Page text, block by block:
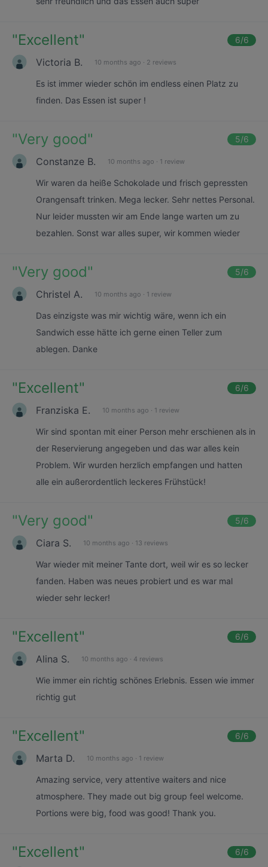
"Excellent" 6/6
Victoria B. 10 months ago · 2 reviews
Es ist immer wieder schön im endless einen Platz zu
finden. Das Essen ist super !
"Very good" 5/6
Constanze B. 10 months ago · 1 review
Wir waren da heiße Schokolade und frisch gepressten
Orangensaft trinken. Mega lecker. Sehr nettes Personal.
Nur leider mussten wir am Ende lange warten um zu
bezahlen. Sonst war alles super, wir kommen wieder
"Very good" 5/6
Christel A. 10 months ago · 1 review
Das einzigste was mir wichtig wäre, wenn ich ein
Sandwich esse hätte ich gerne einen Teller zum
ablegen. Danke
"Excellent" 6/6
Franziska E. 10 months ago · 1 review
Wir sind spontan mit einer Person mehr erschienen als in
der Reservierung angegeben und das war alles kein
Problem. Wir wurden herzlich empfangen und hatten
alle ein außerordentlich leckeres Frühstück!
"Very good" 5/6
Ciara S. 10 months ago · 13 reviews
War wieder mit meiner Tante dort, weil wir es so lecker
fanden. Haben was neues probiert und es war mal
wieder sehr lecker!
"Excellent" 6/6
Alina S. 10 months ago · 4 reviews
Wie immer ein richtig schönes Erlebnis. Essen wie immer
richtig gut
"Excellent" 6/6
Marta D. 10 months ago · 1 review
Amazing service, very attentive waiters and nice
atmosphere. They made out big group feel welcome.
Portions were big, food was good! Thank you.
"Excellent" 6/6